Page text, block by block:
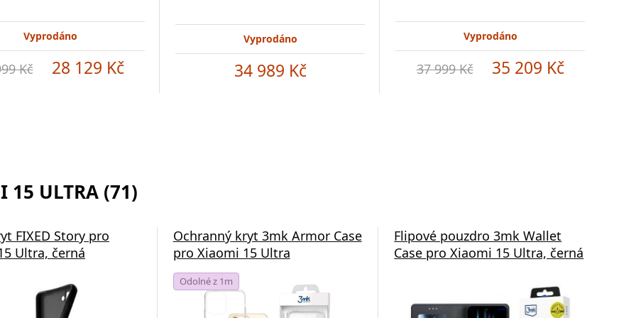
Vyprodáno
Kč 28 129 Kč
Vyprodáno
34 989 Kč
Vyprodáno
37 999 Kč 35 209 Kč
15 ULTRA (71)
FIXED Story pro
Ultra, černá
Ochranný kryt 3mk Armor Case
pro Xiaomi 15 Ultra
Odolné z 1m
Flipové pouzdro 3mk Wallet
Case pro Xiaomi 15 Ultra, černá